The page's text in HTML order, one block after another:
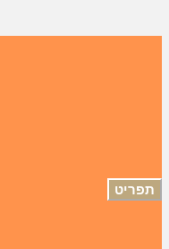
תפריט